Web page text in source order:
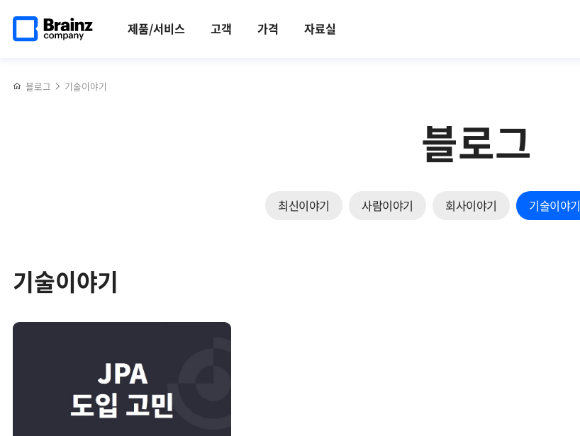
건너뛰기
제품/서비스 고객 가격 자료실
페이지로
블로그 기술이야기
블로그
최신이야기 사람이야기 회사이야기 기술이야기
기술이야기